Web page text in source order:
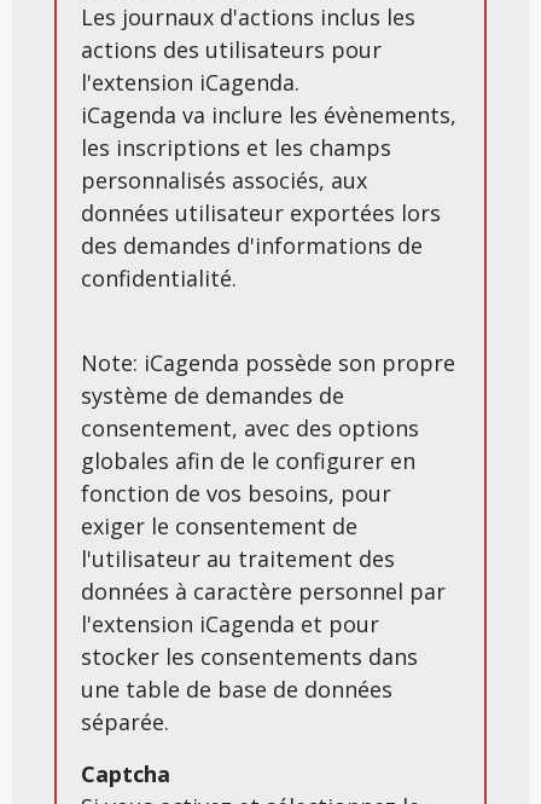
Les journaux d'actions inclus les
actions des utilisateurs pour
l'extension iCagenda.
iCagenda va inclure les évènements,
les inscriptions et les champs
personnalisés associés, aux
données utilisateur exportées lors
des demandes d'informations de
confidentialité.
Note: iCagenda possède son propre
système de demandes de
consentement, avec des options
globales afin de le configurer en
fonction de vos besoins, pour
exiger le consentement de
l'utilisateur au traitement des
données à caractère personnel par
l'extension iCagenda et pour
stocker les consentements dans
une table de base de données
séparée.
Captcha